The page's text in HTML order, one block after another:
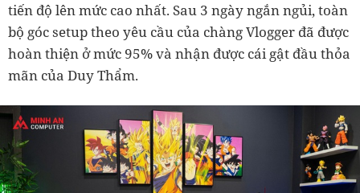
tiến độ lên mức cao nhất. Sau 3 ngày ngắn ngủi, toàn
bộ góc setup theo yêu cầu của chàng Vlogger đã được
hoàn thiện ở mức 95% và nhận được cái gật đầu thỏa
mãn của Duy Thẩm.